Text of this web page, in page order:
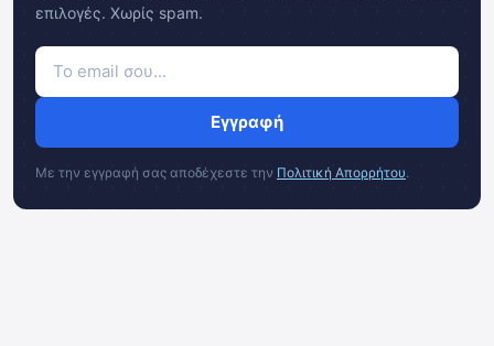
επιλογές. Χωρίς spam.
Εγγραφή
Με την εγγραφή σας αποδέχεστε την Πολιτική Απορρήτου.